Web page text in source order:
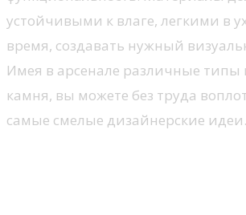
устойчивыми к влаге, легкими в
время, создавать нужный
Имея в арсенале различные типы
камня, вы можете без труда
самые смелые дизайнерские идеи.